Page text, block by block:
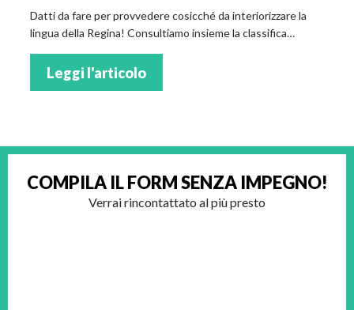
Datti da fare per provvedere cosicché da interiorizzare la
lingua della Regina! Consultiamo insieme la classifica
Leggi l'articolo
COMPILA IL FORMSENZA IMPEGNO!
Verrai rincontattato al più presto